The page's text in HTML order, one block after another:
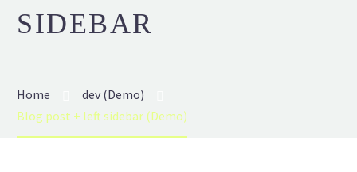
SIDEBAR
Home
dev (Demo)
Blog post + left sidebar (Demo)